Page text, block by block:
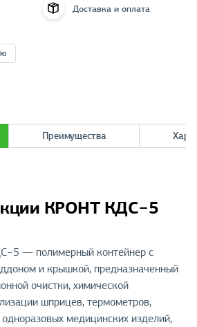
Доставка и оплата
Преимущества
КРОНТ КДС−5
— полимерный контейнер с
и крышкой, предназначенный
очистки, химической
шприцев, термометров,
медицинских изделий,